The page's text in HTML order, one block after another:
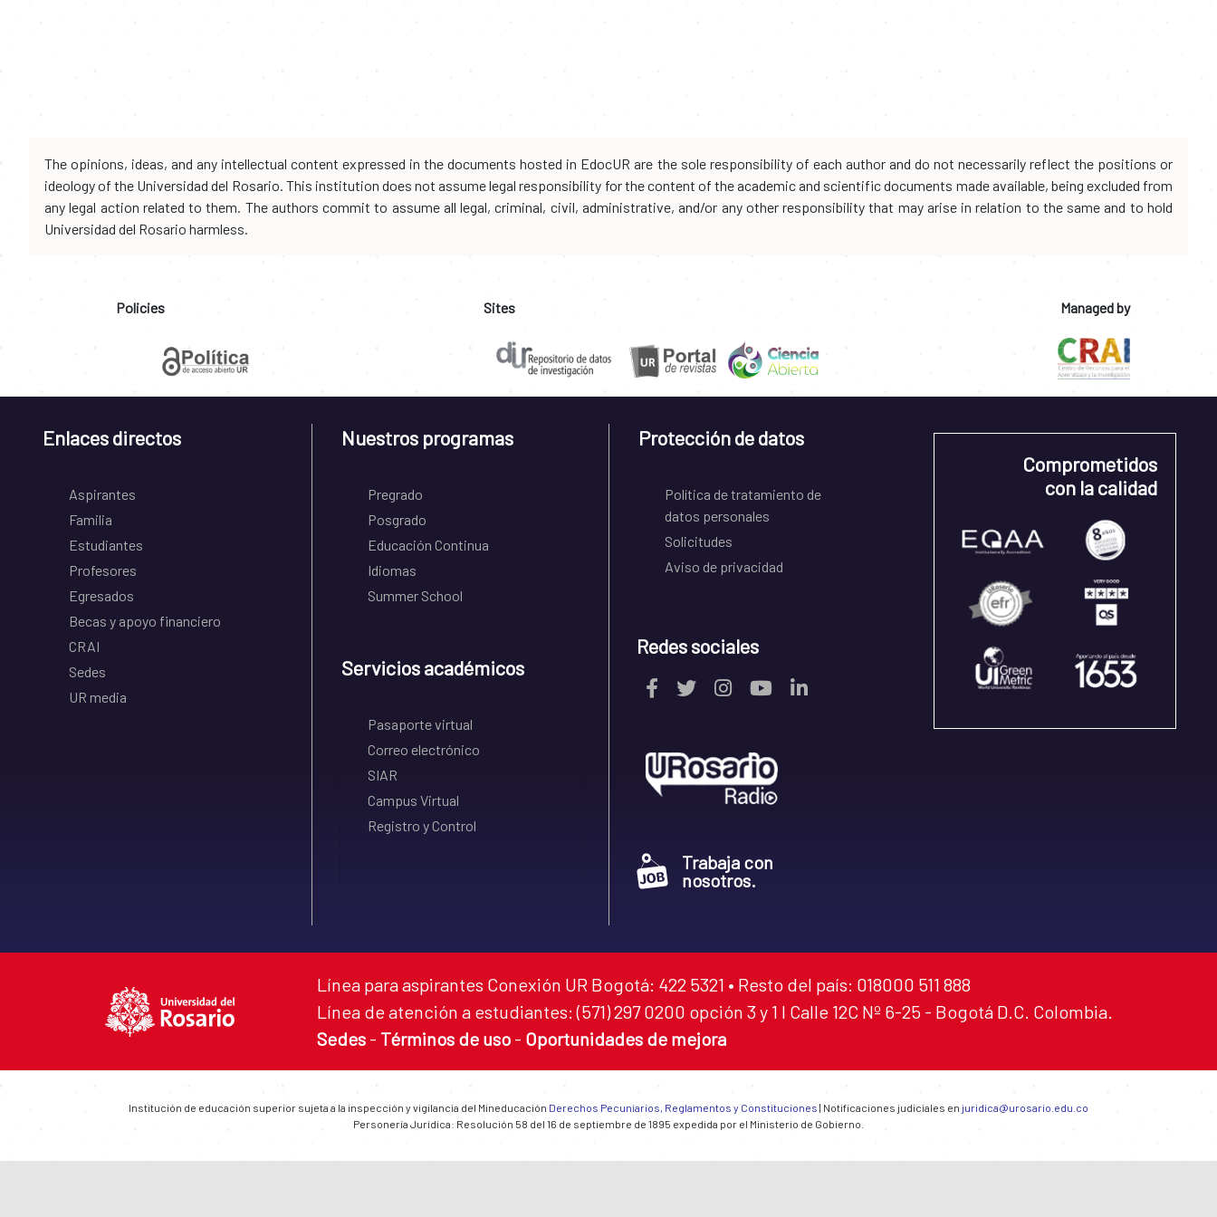
The opinions, ideas, and any intellectual content expressed in the documents hosted in EdocUR are the sole responsibility of each author and do not necessarily reflect the positions or
ideology of the Universidad del Rosario. This institution does not assume legal responsibility for the content of the academic and scientific documents made available, being excluded from
any legal action related to them. The authors commit to assume all legal, criminal, civil, administrative, and/or any other responsibility that may arise in relation to the same and to hold
Universidad del Rosario harmless.
Policies Sites Managed by
Enlaces directos
Aspirantes
Familia
Estudiantes
Profesores
Egresados
Becas y apoyo financiero
CRAI
Sedes
UR media
Nuestros programas
Pregrado
Posgrado
Educación Continua
Idiomas
Summer School
Servicios académicos
Pasaporte virtual
Correo electrónico
SIAR
Campus Virtual
Registro y Control
Protección de datos
Política de tratamiento de
datos personales
Solicitudes
Aviso de privacidad
Redes sociales
Trabaja con
nosotros.
Comprometidos
con la calidad
Línea para aspirantes Conexión UR Bogotá: 422 5321 • Resto del país: 018000 511 888
Línea de atención a estudiantes: (571) 297 0200 opción 3 y 1 I Calle 12C Nº 6-25 - Bogotá D.C. Colombia.
Sedes - Términos de uso - Oportunidades de mejora
Institución de educación superior sujeta a la inspección y vigilancia del Mineducación Derechos Pecuniarios, Reglamentos y Constituciones | Notificaciones judiciales en juridica@urosario.edu.co
Personería Jurídica: Resolución 58 del 16 de septiembre de 1895 expedida por el Ministerio de Gobierno.